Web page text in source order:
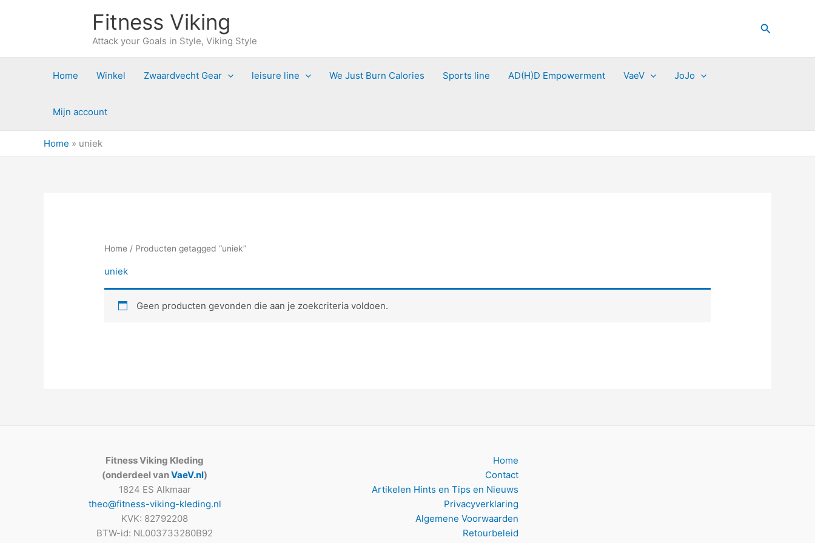
Fitness Viking
Attack your Goals in Style, Viking Style
Zoeken
Home Winkel Zwaardvecht Gear leisure line We Just Burn Calories Sports line AD(H)D Empowerment VaeV JoJo
Mijn account
Home » uniek
Home / Producten getagged “uniek”
uniek
Geen producten gevonden die aan je zoekcriteria voldoen.
Fitness Viking Kleding
(onderdeel vanVaeV.nl)
1824 ES Alkmaar
theo@fitness-viking-kleding.nl
KVK: 82792208
BTW-id: NL003733280B92
Home
Contact
Artikelen Hints en Tips en Nieuws
Privacyverklaring
Algemene Voorwaarden
Retourbeleid